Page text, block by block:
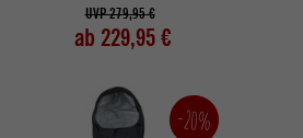
UVP 279,95 €
ab 229,95 €
-20%